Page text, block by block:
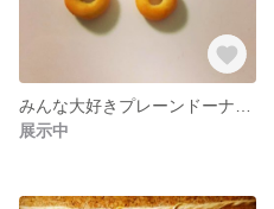
展示中